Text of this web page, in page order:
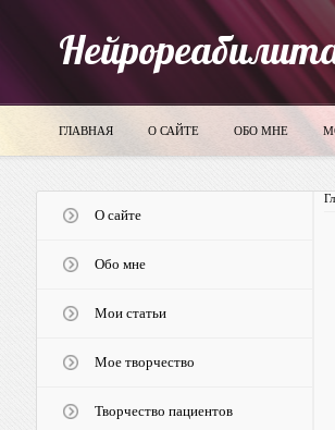
ГЛАВНАЯ О САЙТЕ ОБО МНЕ
О сайте
Обо мне
Мои статьи
Мое творчество
Творчество пациентов